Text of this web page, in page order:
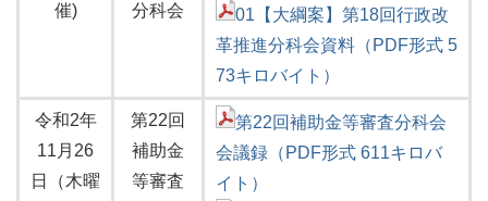
催)
分科会
01【大綱案】第18回行政改
革推進分科会資料（PDF形式 5
73キロバイト）
令和2年
11月26
日（木曜
第22回
補助金
等審査
第22回補助金等審査分科会
会議録（PDF形式 611キロバ
イト）